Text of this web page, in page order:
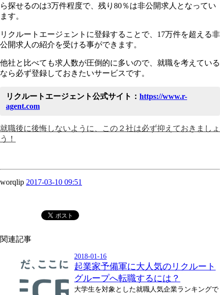
ら探せるのは3万件程度で、残り80％は非公開求人となってい
ます。
リクルートエージェントに登録することで、17万件を超える非
公開求人の紹介を受ける事ができます。
他社と比べても求人数が圧倒的に多いので、就職を考えている
なら必ず登録しておきたいサービスです。
リクルートエージェント公式サイト： https://www.r-
agent.com
就職後に後悔しないように、この２社は必ず抑えておきましょ
う！
worqlip 2017-03-10 09:51
関連記事
2018-01-16
起業家予備軍に大人気のリクルート
グループへ転職するには？
大学生を対象とした就職人気企業ランキングで